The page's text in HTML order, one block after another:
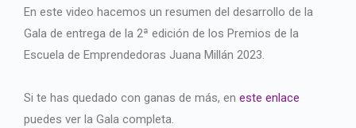
En este video hacemos un resumen del desarrollo de la
Gala de entrega de la 2ª edición de los Premios de la
Escuela de Emprendedoras Juana Millán 2023.
Si te has quedado con ganas de más, en este enlace
puedes ver la Gala completa.